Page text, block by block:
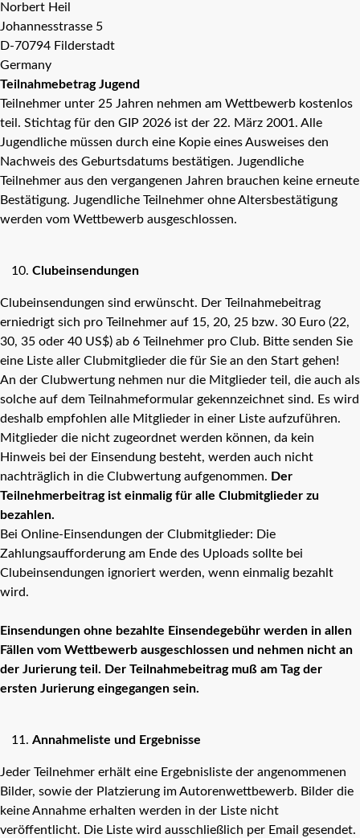
Norbert Heil
Johannesstrasse 5
D-70794 Filderstadt
Germany
Teilnahmebetrag Jugend
Teilnehmer unter 25 Jahren nehmen am Wettbewerb kostenlos
teil. Stichtag für den GIP 2026 ist der 22. März 2001. Alle
Jugendliche müssen durch eine Kopie eines Ausweises den
Nachweis des Geburtsdatums bestätigen. Jugendliche
Teilnehmer aus den vergangenen Jahren brauchen keine erneute
Bestätigung. Jugendliche Teilnehmer ohne Altersbestätigung
werden vom Wettbewerb ausgeschlossen.
Clubeinsendungen
Clubeinsendungen sind erwünscht. Der Teilnahmebeitrag
erniedrigt sich pro Teilnehmer auf 15, 20, 25 bzw. 30 Euro (22,
30, 35 oder 40 US$) ab 6 Teilnehmer pro Club. Bitte senden Sie
eine Liste aller Clubmitglieder die für Sie an den Start gehen!
An der Clubwertung nehmen nur die Mitglieder teil, die auch als
solche auf dem Teilnahmeformular gekennzeichnet sind. Es wird
deshalb empfohlen alle Mitglieder in einer Liste aufzuführen.
Mitglieder die nicht zugeordnet werden können, da kein
Hinweis bei der Einsendung besteht, werden auch nicht
nachträglich in die Clubwertung aufgenommen. Der
Teilnehmerbeitrag ist einmalig für alle Clubmitglieder zu
bezahlen.
Bei Online-Einsendungen der Clubmitglieder: Die
Zahlungsaufforderung am Ende des Uploads sollte bei
Clubeinsendungen ignoriert werden, wenn einmalig bezahlt
wird.
Einsendungen ohne bezahlte Einsendegebühr werden in allen
Fällen vom Wettbewerb ausgeschlossen und nehmen nicht an
der Jurierung teil. Der Teilnahmebeitrag muß am Tag der
ersten Jurierung eingegangen sein.
Annahmeliste und Ergebnisse
Jeder Teilnehmer erhält eine Ergebnisliste der angenommenen
Bilder, sowie der Platzierung im Autorenwettbewerb. Bilder die
keine Annahme erhalten werden in der Liste nicht
veröffentlicht. Die Liste wird ausschließlich per Email gesendet.